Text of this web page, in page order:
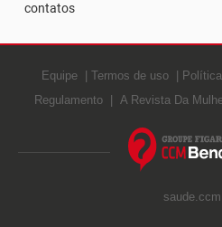
contatos
Equipe Termos de uso
Regulamento
A Revista Da